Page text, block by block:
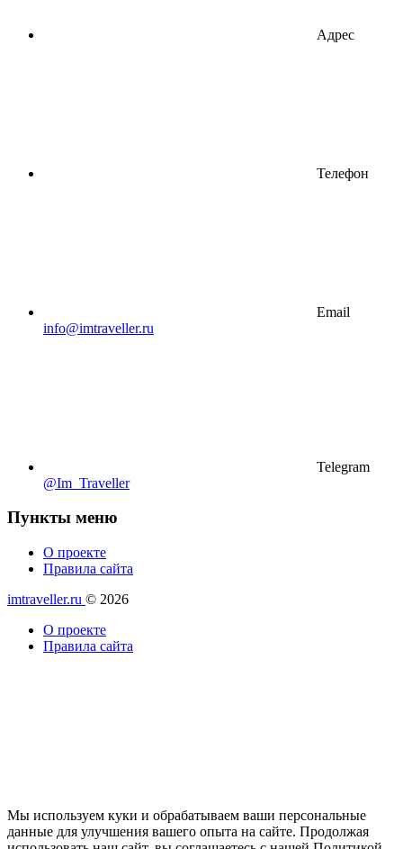
Адрес
Телефон
Email
info@imtraveller.ru
Telegram
@Im_Traveller
Пункты меню
О проекте
Правила сайта
imtraveller.ru © 2026
О проекте
Правила сайта
Мы используем куки и обрабатываем ваши персональные
данные для улучшения вашего опыта на сайте. Продолжая